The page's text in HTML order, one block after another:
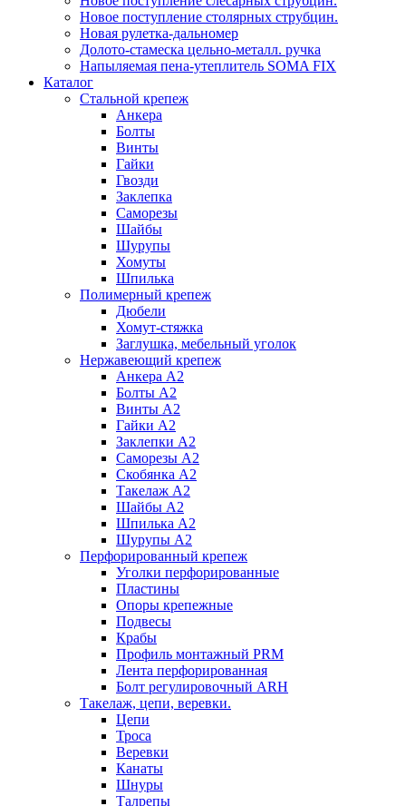
Новое поступление столярных струбцин.
Новая рулетка-дальномер
Долото-стамеска цельно-металл. ручка
Напыляемая пена-утеплитель SOMA FIX
Каталог
Стальной крепеж
Анкера
Болты
Винты
Гайки
Гвозди
Заклепка
Саморезы
Шайбы
Шурупы
Хомуты
Шпилька
Полимерный крепеж
Дюбели
Хомут-стяжка
Заглушка, мебельный уголок
Нержавеющий крепеж
Анкера А2
Болты А2
Винты А2
Гайки А2
Заклепки А2
Саморезы А2
Скобянка А2
Такелаж А2
Шайбы А2
Шпилька А2
Шурупы А2
Перфорированный крепеж
Уголки перфорированные
Пластины
Опоры крепежные
Подвесы
Крабы
Профиль монтажный PRM
Лента перфорированная
Болт регулировочный ARH
Такелаж, цепи, веревки.
Цепи
Троса
Веревки
Канаты
Шнуры
Талрепы